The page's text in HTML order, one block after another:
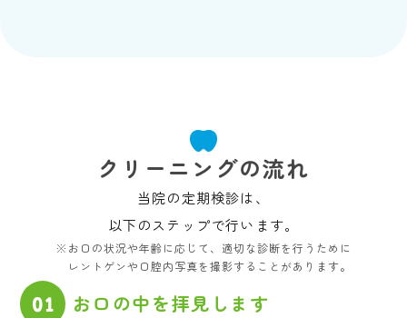
クリーニングの流れ
当院の定期検診は、
以下のステップで行います。
※ お口の状況や年齢に応じて、適切な診断を行うために
レントゲンや口腔内写真を撮影することがあります。
01 お口の中を拝見します